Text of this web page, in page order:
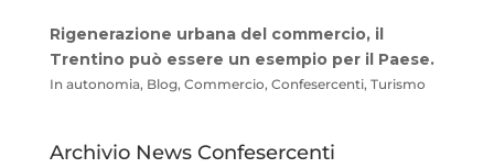
Rigenerazione urbana del commercio, il
Trentino può essere un esempio per il Paese.
In autonomia, Blog, Commercio, Confesercenti, Turismo
Archivio News Confesercenti